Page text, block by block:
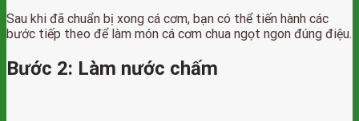
Sau khi đã chuẩn bị xong cá cơm, bạn có thể tiến hành các
bước tiếp theo để làm món cá cơm chua ngọt ngon đúng điệu.
Bước 2: Làm nước chấm